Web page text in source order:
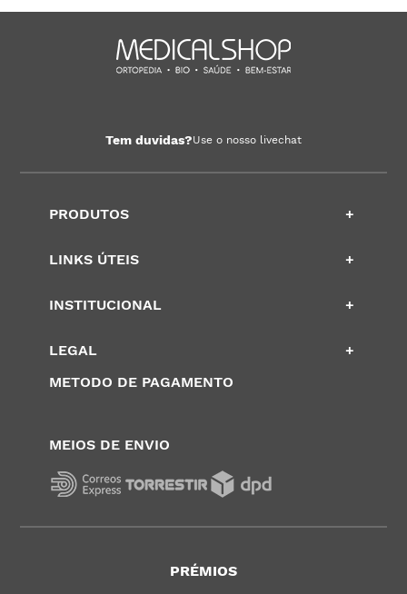
Tem duvidas?Use o nosso livechat
PRODUTOS +
LINKS ÚTEIS +
INSTITUCIONAL +
LEGAL
+
METODO DE PAGAMENTO
MEIOS DE ENVIO
PRÉMIOS